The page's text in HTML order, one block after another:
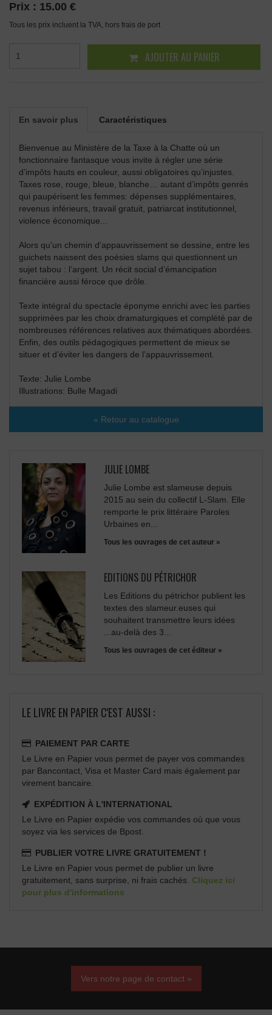
Prix : 15.00 €
Tous les prix incluent la TVA, hors frais de port
AJOUTER AU PANIER
En savoir plus Caractéristiques
Bienvenue au Ministère de la Taxe à la Chatte où un
fonctionnaire fantasque vous invite à régler une série
d’impôts hauts en couleur, aussi obligatoires qu’injustes.
Taxes rose, rouge, bleue, blanche… autant d’impôts genrés
qui paupérisent les femmes: dépenses supplémentaires,
revenus inférieurs, travail gratuit, patriarcat institutionnel,
violence économique...
Alors qu'un chemin d'appauvrissement se dessine, entre les
guichets naissent des poésies slams qui questionnent un
sujet tabou : l’argent. Un récit social d’émancipation
financière aussi féroce que drôle.
Texte intégral du spectacle éponyme enrichi avec les parties
supprimées par les choix dramaturgiques et complété par de
nombreuses références relatives aux thématiques abordées.
Enfin, des outils pédagogiques permettent de mieux se
situer et d’éviter les dangers de l’appauvrissement.
Texte: Julie Lombe
Illustrations: Bulle Magadi
« Retour au catalogue
JULIE LOMBE
Julie Lombe est slameuse depuis
2015 au sein du collectif L-Slam. Elle
remporte le prix littéraire Paroles
Urbaines en...
Tous les ouvrages de cet auteur »
EDITIONS DU PÉTRICHOR
Les Editions du pétrichor publient les
textes des slameur.euses qui
souhaitent transmettre leurs idées
...au-delà des 3...
Tous les ouvrages de cet éditeur »
LE LIVRE EN PAPIER C'EST AUSSI :
PAIEMENT PAR CARTE
Le Livre en Papier vous permet de payer vos commandes
par Bancontact, Visa et Master Card mais également par
virement bancaire.
EXPÉDITION À L'INTERNATIONAL
Le Livre en Papier expédie vos commandes où que vous
soyez via les services de Bpost.
PUBLIER VOTRE LIVRE GRATUITEMENT !
Le Livre en Papier vous permet de publier un livre
gratuitement, sans surprise, ni frais cachés. Cliquez ici
pour plus d'informations
Vers notre page de contact »